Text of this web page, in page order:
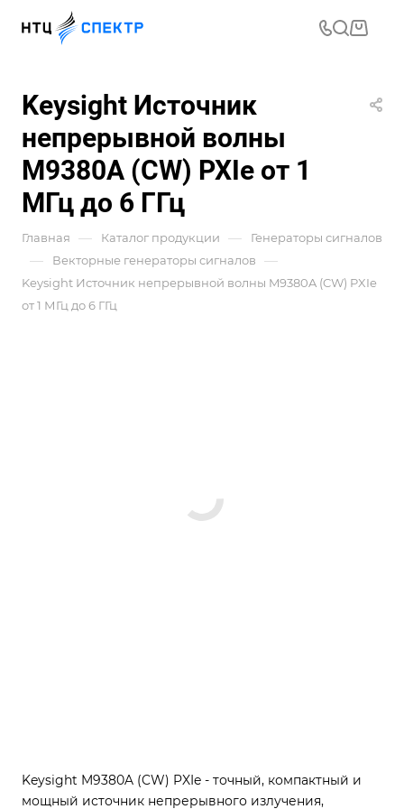
Keysight Источник
непрерывной волны
M9380A (CW) PXIe от 1
МГц до 6 ГГц
Главная — Каталог продукции — Генераторы сигналов
— Векторные генераторы сигналов —
Keysight Источник непрерывной волны M9380A (CW) PXIe
от 1 МГц до 6 ГГц
Keysight M9380A (CW) PXIe - точный, компактный и
мощный источник непрерывного излучения,